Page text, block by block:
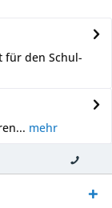
für den Schul-
mehr
von So erreichen
Sie uns 0160
970 511 90